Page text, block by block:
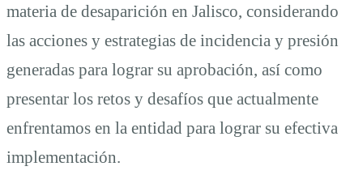
materia de desaparición en Jalisco, considerando
las acciones y estrategias de incidencia y presión
generadas para lograr su aprobación, así como
presentar los retos y desafíos que actualmente
enfrentamos en la entidad para lograr su efectiva
implementación.